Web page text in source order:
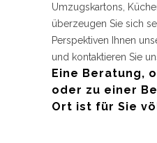
Umzugskartons,
überzeugen Sie sich
Perspektiven Ihnen
und kontaktieren Sie
Eine Beratung,
oder zu einer
Ort ist für Sie